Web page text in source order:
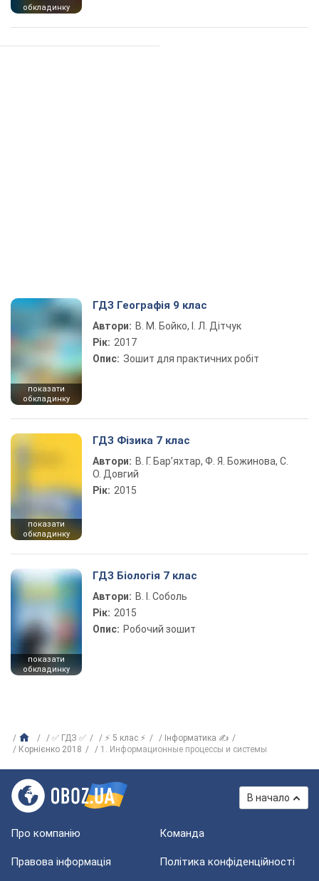
обкладинку
показати
обкладинку
ГДЗ Географія 9 клас
Автори: В. М. Бойко, І. Л. Дітчук
Рік: 2017
Опис: Зошит для практичних робіт
показати
обкладинку
ГДЗ Фізика 7 клас
Автори: В. Г. Бар’яхтар, Ф. Я. Божинова, С.
О. Довгий
Рік: 2015
показати
обкладинку
ГДЗ Біологія 7 клас
Автори: В. І. Соболь
Рік: 2015
Опис: Робочий зошит
✅ ГДЗ ✅ ⚡ 5 клас ⚡
Інформатика ✍
Корнієнко 2018
1. Информационные процессы и системы
В начало
Про компанію Команда
Правова інформація Політика конфіденційності